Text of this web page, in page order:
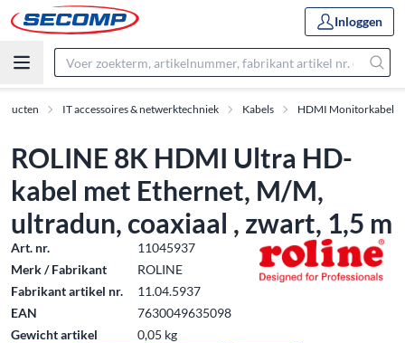
Inloggen
IT accessoires & netwerktechniek Kabels HDMI Monitorkabel
ROLINE 8K HDMI Ultra HD-
kabel met Ethernet, M/M,
ultradun, coaxiaal , zwart, 1,5 m
Art. nr.
11045937
Merk / Fabrikant
ROLINE
Fabrikant artikel nr.
11.04.5937
EAN
7630049635098
Gewicht artikel
0,05 kg